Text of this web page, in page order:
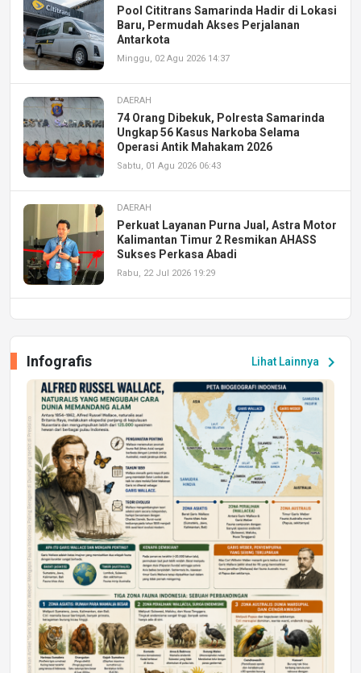
Pool Cititrans Samarinda Hadir di Lokasi
Baru, Permudah Akses Perjalanan
Antarkota
Minggu, 02 Agu 2026 14:37
DAERAH
74 Orang Dibekuk, Polresta Samarinda
Ungkap 56 Kasus Narkoba Selama
Operasi Antik Mahakam 2026
Sabtu, 01 Agu 2026 06:43
DAERAH
Perkuat Layanan Purna Jual, Astra Motor
Kalimantan Timur 2 Resmikan AHASS
Sukses Perkasa Abadi
Rabu, 22 Jul 2026 19:29
Peluang Kerja dan Magang
Jumat, 17 Jul 2026 22:30
DAERAH
Astra Motor Kalimantan Timur 2 Dukung
Mahasiswa Samarinda dalam Astra
Honda SDGs Future Leaders 2026
Jumat, 10 Jul 2026 19:01
Lihat Lainnya chevron_right
Infografis